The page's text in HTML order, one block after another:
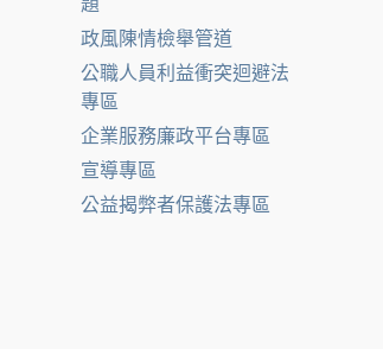
題
政風陳情檢舉管道
公職人員利益衝突迴避法
專區
企業服務廉政平台專區
宣導專區
公益揭弊者保護法專區